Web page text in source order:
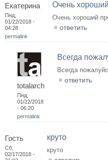
Екатерина
Пнд,
01/22/2018 -
04:28
permalink
Очень
Очень хороший
ответить
totalarch
Пнд,
01/22/2018
- 06:20
permalink
Всегда
Всегда
ответить
Гость
Сб,
02/17/2018 -
круто
круто